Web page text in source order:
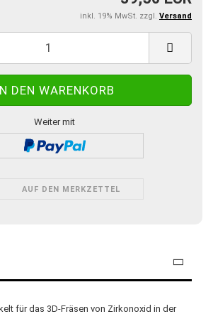
inkl. 19% MwSt. zzgl. Versand
Weiter mit
AUF DEN MERKZETTEL
für das 3D-Fräsen von Zirkonoxid in der